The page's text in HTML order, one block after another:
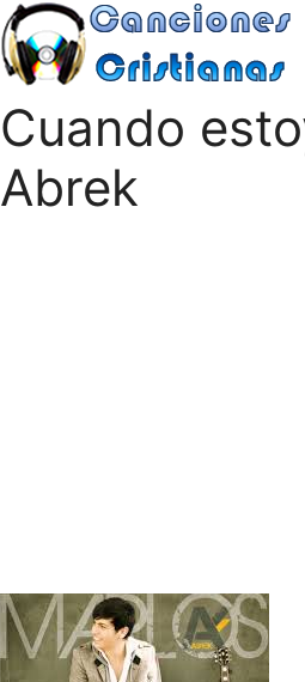
Cuando
Abrek